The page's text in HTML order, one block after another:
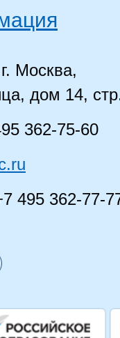
Москва,
дом 14,
362-75-60
495 362-77-